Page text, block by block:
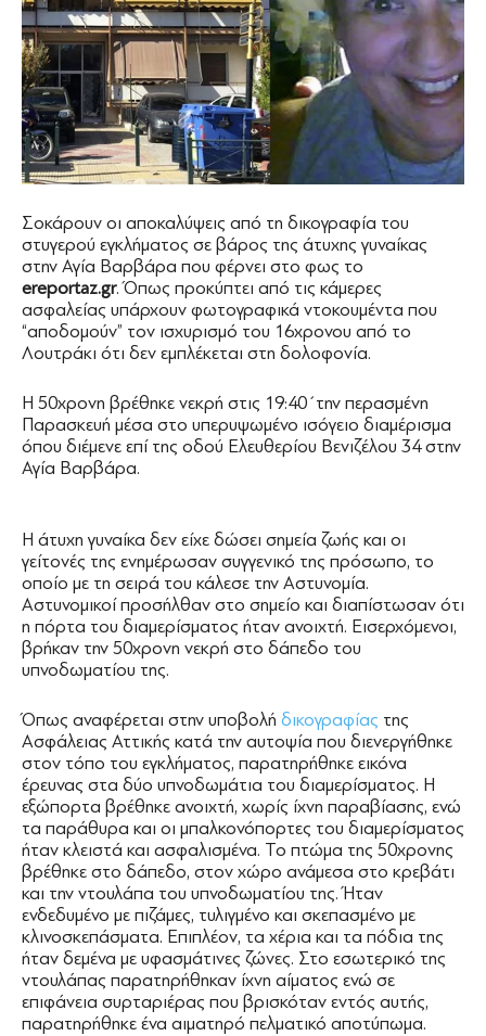
Σοκάρουν οι αποκαλύψεις από τη δικογραφία του
στυγερού εγκλήματος σε βάρος της άτυχης γυναίκας
στην Αγία Βαρβάρα που φέρνει στο φως το
ereportaz.gr. Όπως προκύπτει από τις κάμερες
ασφαλείας υπάρχουν φωτογραφικά ντοκουμέντα που
“αποδομούν” τον ισχυρισμό του 16χρονου από το
Λουτράκι ότι δεν εμπλέκεται στη δολοφονία.
Η 50χρονη βρέθηκε νεκρή στις 19:40΄την περασμένη
Παρασκευή μέσα στο υπερυψωμένο ισόγειο διαμέρισμα
όπου διέμενε επί της οδού Ελευθερίου Βενιζέλου 34 στην
Αγία Βαρβάρα.
Η άτυχη γυναίκα δεν είχε δώσει σημεία ζωής και οι
γείτονές της ενημέρωσαν συγγενικό της πρόσωπο, το
οποίο με τη σειρά του κάλεσε την Αστυνομία.
Αστυνομικοί προσήλθαν στο σημείο και διαπίστωσαν ότι
η πόρτα του διαμερίσματος ήταν ανοιχτή. Εισερχόμενοι,
βρήκαν την 50χρονη νεκρή στο δάπεδο του
υπνοδωματίου της.
Όπως αναφέρεται στην υποβολή δικογραφίας της
Ασφάλειας Αττικής κατά την αυτοψία που διενεργήθηκε
στον τόπο του εγκλήματος, παρατηρήθηκε εικόνα
έρευνας στα δύο υπνοδωμάτια του διαμερίσματος. Η
εξώπορτα βρέθηκε ανοιχτή, χωρίς ίχνη παραβίασης, ενώ
τα παράθυρα και οι μπαλκονόπορτες του διαμερίσματος
ήταν κλειστά και ασφαλισμένα. Το πτώμα της 50χρονης
βρέθηκε στο δάπεδο, στον χώρο ανάμεσα στο κρεβάτι
και την ντουλάπα του υπνοδωματίου της. Ήταν
ενδεδυμένο με πιζάμες, τυλιγμένο και σκεπασμένο με
κλινοσκεπάσματα. Επιπλέον, τα χέρια και τα πόδια της
ήταν δεμένα με υφασμάτινες ζώνες. Στο εσωτερικό της
ντουλάπας παρατηρήθηκαν ίχνη αίματος ενώ σε
επιφάνεια συρταριέρας που βρισκόταν εντός αυτής,
παρατηρήθηκε ένα αιματηρό πελματικό αποτύπωμα.